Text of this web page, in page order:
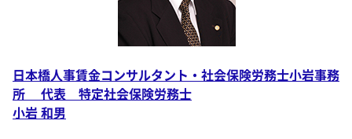
日本橋人事賃金コンサルタント・社会保険労務士小岩事務
所 代表 特定社会保険労務士
小岩 和男